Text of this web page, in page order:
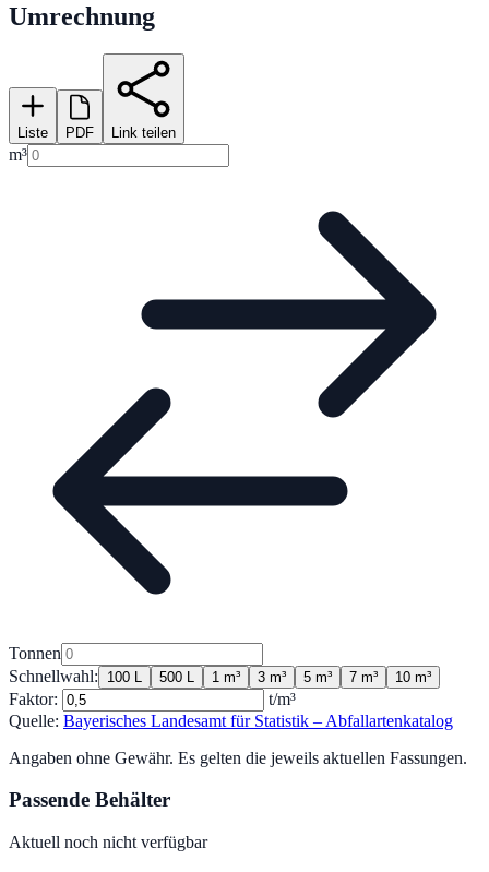
Umrechnung
Liste PDF Link teilen
m³
Tonnen
Schnellwahl:
100 L 500 L 1 m³ 3 m³ 5 m³ 7 m³ 10 m³
Faktor:
t/m³
Quelle: Bayerisches Landesamt für Statistik – Abfallartenkatalog
Angaben ohne Gewähr. Es gelten die jeweils aktuellen Fassungen.
Passende Behälter
Aktuell noch nicht verfügbar